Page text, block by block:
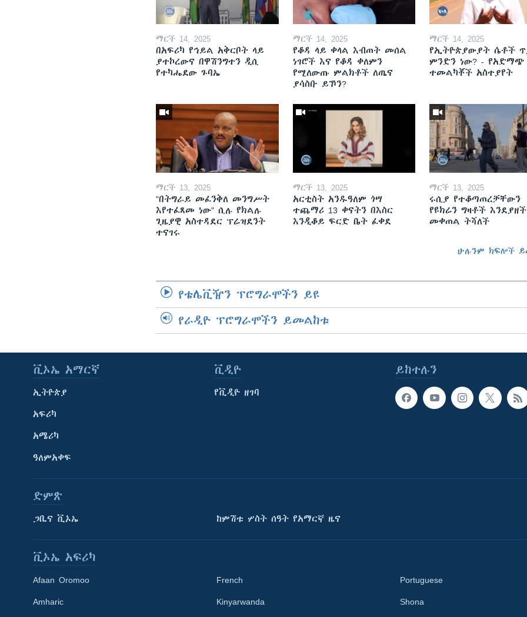
ማርች 14, 2025
በአፍሪካ የኅይል አቅርቦት ላይ
ያተኮረውና በዋሽንግተን ዲሲ
የተካሔደው ጉባኤ
ማርች 14, 2025
የቆዳ ላይ ቀላል እብጠት መሰል
ነገሮች እና የቆዳ ቀለምን
የሚለውጡ ምልክቶች ለጤና
ያሳስቡ ይኾን?
ማርች 14, 2025
የኢትዮጵያውያት ሴቶች
ምንድን ነው? - የአድማጭ
ተመልካቾች አስተያየት
ማርች 13, 2025
"በትግራይ መፈንቅለ መንግሥት
እየተፈጸመ ነው" ሲሉ የክልሉ
ጊዜያዊ አስተዳደር ፕሬዝደንት
ተናገሩ
ማርች 13, 2025
አርቲስት አንዱዓለም ጎሣ
ተጨማሪ 13 ቀናትን በእስር
እንዲቆይ ፍርድ ቤት ፈቀደ
ማርች 13, 2025
ሩሲያ የተቆጣጠረቻቸውን
የዩክሬን ግዛቶች እንደያዘች
መቀጠል ትሻለች
ሁሉንም ክፍሎች
የቴሌቪዥን ፕሮግራሞችን ይዩ
የራዲዮ ፕሮግራሞችን ይመልከቱ
ይከተሉን
ቪኦኤ አማርኛ
ኢትዮጵያ
አፍሪካ
አሜሪካ
ዓለምአቀፍ
ቪዲዮ
የቪዲዮ ዘገባ
ድምጽ
ጋቢና ቪኦኤ ከምሽቱ ሦስት ሰዓት የአማርኛ ዜና
ቪኦኤ አፍሪካ
Afaan Oromoo
Amharic
French
Kinyarwanda
Portuguese
Shona